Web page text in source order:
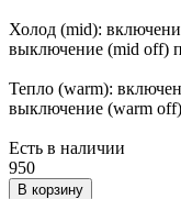
Холод (mid):
выключение (mid off)
Тепло (warm):
выключение (warm
Есть в наличии
950
В корзину